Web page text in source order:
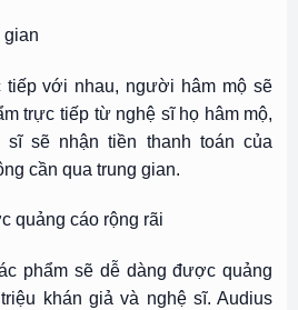
gian
với nhau, người hâm mộ sẽ
trực tiếp từ nghệ sĩ họ hâm mộ,
sẽ nhận tiền thanh toán của
cần qua trung gian.
quảng cáo rộng rãi
phẩm sẽ dễ dàng được quảng
khán giả và nghệ sĩ. Audius